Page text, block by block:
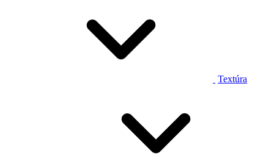
Textúra